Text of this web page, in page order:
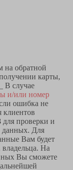
на обратной
карты,
В случае
и/или номер
ошибка не
клиентов
для проверки и
данных. Для
Вам будет
На
Вы сможете